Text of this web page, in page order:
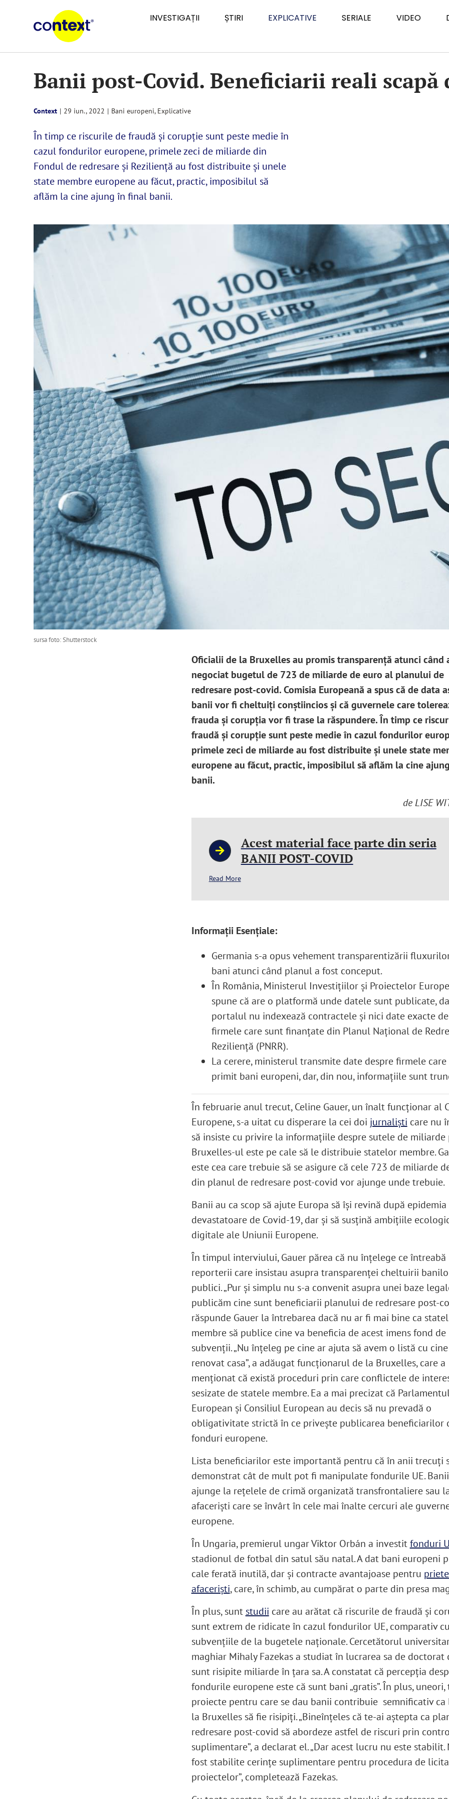
INVESTIGAȚII ȘTIRI EXPLICATIVE SERIALE VIDEO
Banii post-Covid. Beneficiarii reali scapă
Context | 29 iun., 2022 | Bani europeni, Explicative
În timp ce riscurile de fraudă și corupție sunt peste medie în
cazul fondurilor europene, primele zeci de miliarde din
Fondul de redresare și Reziliență au fost distribuite și unele
state membre europene au făcut, practic, imposibilul să
aflăm la cine ajung în final banii.
sursa foto: Shutterstock
Oficialii de la Bruxelles au promis transparență atunci când
negociat bugetul de 723 de miliarde de euro al planului de
redresare post-covid. Comisia Europeană a spus că de data
banii vor fi cheltuiți conștiincios și că guvernele care
frauda și corupția vor fi trase la răspundere. În timp ce
fraudă și corupție sunt peste medie în cazul fondurilor
primele zeci de miliarde au fost distribuite și unele state
europene au făcut, practic, imposibilul să aflăm la cine
banii.
de LISE
Acest material face parte din seria
BANII POST-COVID
Read More
Informații Esențiale:
Germania s-a opus vehement transparentizării
bani atunci când planul a fost conceput.
În România, Ministerul Investițiilor și Proiectelor
spune că are o platformă unde datele sunt publicate,
portalul nu indexează contractele și nici date exacte
firmele care sunt finanțate din Planul Național de
Reziliență (PNRR).
La cerere, ministerul transmite date despre firmele care
primit bani europeni, dar, din nou, informațiile sunt
În februarie anul trecut, Celine Gauer, un înalt funcționar al
Europene, s-a uitat cu disperare la cei doi jurnaliști care nu
să insiste cu privire la informațiile despre sutele de miliarde
Bruxelles-ul este pe cale să le distribuie statelor membre.
este cea care trebuie să se asigure că cele 723 de miliarde
din planul de redresare post-covid vor ajunge unde trebuie.
Banii au ca scop să ajute Europa să își revină după epidemia
devastatoare de Covid-19, dar și să susțină ambițiile
digitale ale Uniunii Europene.
În timpul interviului, Gauer părea că nu înțelege ce întreabă
reporterii care insistau asupra transparenței cheltuirii
publici. „Pur și simplu nu s-a convenit asupra unei baze
publicăm cine sunt beneficiarii planului de redresare post-
răspunde Gauer la întrebarea dacă nu ar fi mai bine ca
membre să publice cine va beneficia de acest imens fond de
subvenții. „Nu înțeleg pe cine ar ajuta să avem o listă cu
renovat casa”, a adăugat funcționarul de la Bruxelles, care a
menționat că există proceduri prin care conflictele de
sesizate de statele membre. Ea a mai precizat că
European și Consiliul European au decis să nu prevadă o
obligativitate strictă în ce privește publicarea beneficiarilor
fonduri europene.
Lista beneficiarilor este importantă pentru că în anii trecuți
demonstrat cât de mult pot fi manipulate fondurile UE.
ajunge la rețelele de crimă organizată transfrontaliere sau
afaceriști care se învârt în cele mai înalte cercuri ale
europene.
În Ungaria, premierul ungar Viktor Orbán a investitfonduri
stadionul de fotbal din satul său natal. A dat bani europeni
cale ferată inutilă, dar și contracte avantajoase pentru
afaceriști, care, în schimb, au cumpărat o parte din presa
În plus, sunt studii care au arătat că riscurile de fraudă și
sunt extrem de ridicate în cazul fondurilor UE, comparativ
subvențiile de la bugetele naționale. Cercetătorul
maghiar Mihaly Fazekas a studiat în lucrarea sa de doctorat
sunt risipite miliarde în țara sa. A constatat că percepția
fondurile europene este că sunt bani „gratis”. În plus,
proiecte pentru care se dau banii contribuie semnificativ ca
la Bruxelles să fie risipiți. „Bineînțeles că te-ai aștepta ca
redresare post-covid să abordeze astfel de riscuri prin
suplimentare”, a declarat el. „Dar acest lucru nu este stabilit.
fost stabilite cerințe suplimentare pentru procedura de
proiectelor”, completează Fazekas.